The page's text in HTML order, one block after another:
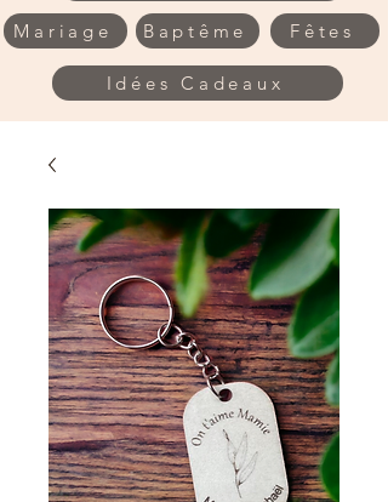
Mariage Baptême Fêtes
Idées Cadeaux